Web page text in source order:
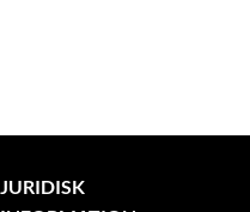
JURIDISK